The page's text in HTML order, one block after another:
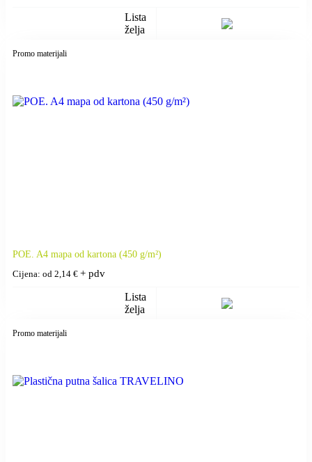
Lista
želja
Promo materijali
POE. A4 mapa od kartona (450 g/m²)
Cijena: od 2,14 € + pdv
Lista
želja
Promo materijali